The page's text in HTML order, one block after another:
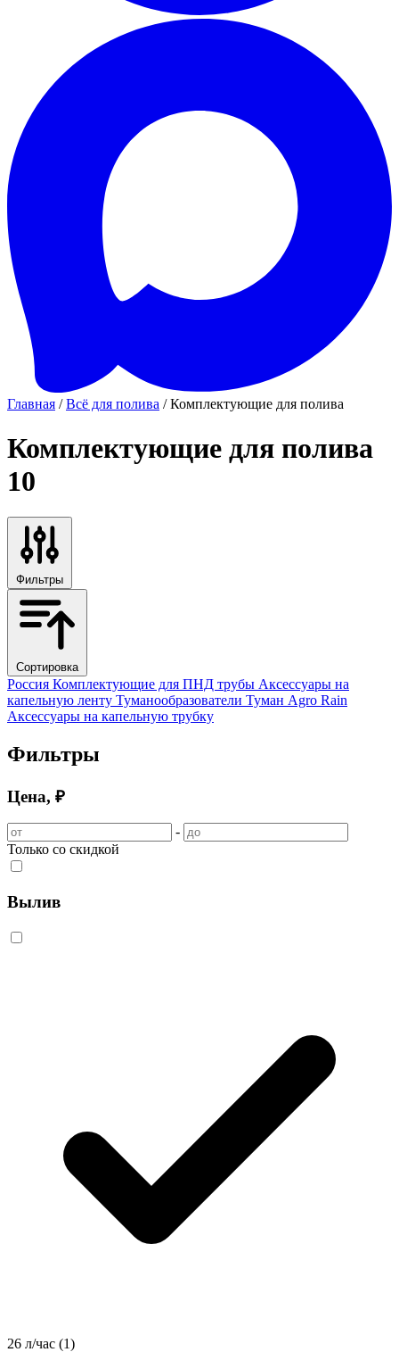
Главная /Всё для полива / Комплектующие для полива
Комплектующие для полива
10
Фильтры
Сортировка
Россия Комплектующие для ПНД трубы Аксессуары на
капельную ленту Туманообразователи Туман Agro Rain
Аксессуары на капельную трубку
Фильтры
Цена, ₽
-
Только со скидкой
Вылив
26 л/час (1)